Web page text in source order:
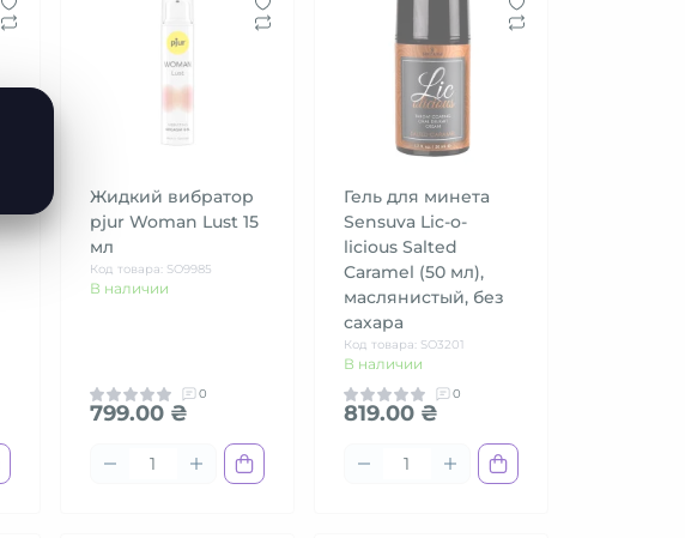
Жидкий вибратор
pjur Woman Lust 15
мл
Код товара: SO9985
В наличии
0
799.00 ₴
Гель для минета
Sensuva Lic-o-
licious Salted
Caramel (50 мл),
маслянистый, без
сахара
Код товара: SO3201
В наличии
0
819.00 ₴